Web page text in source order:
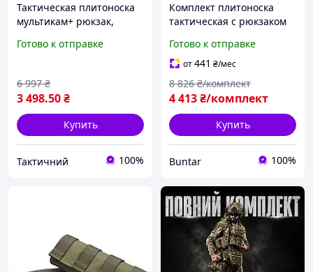
Тактическая плитоноска
мультикам+ рюкзак,
25х30, военая плитоноска
Готово к отправке
3 498.50₴
6 997 ₴
Купить
Тактичний 100%
Комплект плитоноска
тактическая с рюкзаком
2293
Готово к отправке
от441 ₴/мес
4 413₴/комплект
8 826 ₴/комплект
Купить
Buntar 100%